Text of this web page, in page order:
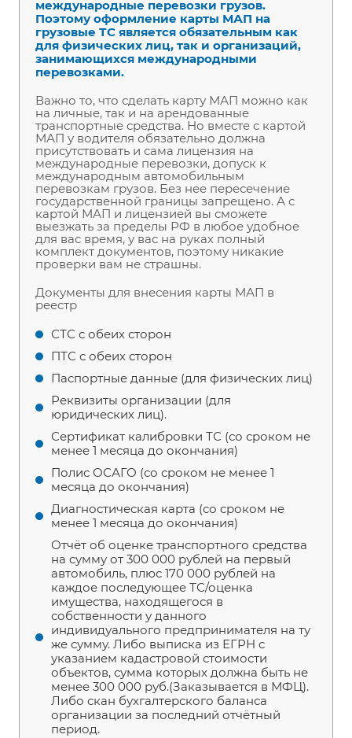
международные перевозки грузов.
Поэтому оформление карты МАП на
грузовые ТС является обязательным как
для физических лиц, так и организаций,
занимающихся международными
перевозками.
Важно то, что сделать карту МАП можно как
на личные, так и на арендованные
транспортные средства. Но вместе с картой
МАП у водителя обязательно должна
присутствовать и сама лицензия на
международные перевозки, допуск к
международным автомобильным
перевозкам грузов. Без нее пересечение
государственной границы запрещено. А с
картой МАП и лицензией вы сможете
выезжать за пределы РФ в любое удобное
для вас время, у вас на руках полный
комплект документов, поэтому никакие
проверки вам не страшны.
Документы для внесения карты МАП в
реестр
СТС с обеих сторон
ПТС с обеих сторон
Паспортные данные (для физических лиц)
Реквизиты организации (для
юридических лиц).
Сертификат калибровки ТС (со сроком не
менее 1 месяца до окончания)
Полис ОСАГО (со сроком не менее 1
месяца до окончания)
Диагностическая карта (со сроком не
менее 1 месяца до окончания)
Отчёт об оценке транспортного средства
на сумму от 300 000 рублей на первый
автомобиль, плюс 170 000 рублей на
каждое последующее ТС/оценка
имущества, находящегося в
собственности у данного
индивидуального предпринимателя на ту
же сумму. Либо выписка из ЕГРН с
указанием кадастровой стоимости
объектов, сумма которых должна быть не
менее 300 000 руб.(Заказывается в МФЦ).
Либо скан бухгалтерского баланса
организации за последний отчётный
период.